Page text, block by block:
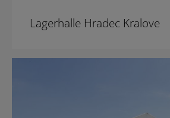
Lagerhalle Hradec Kralove